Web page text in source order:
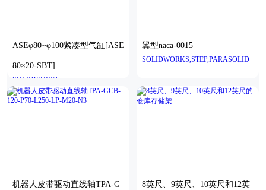
ASEφ80~φ100紧凑型气缸[ASE
80×20-SBT]
SOLIDWORKS
翼型naca-0015
SOLIDWORKS,STEP,PARASOLID
机器人皮带驱动直线轴TPA-G 8英尺、9英尺、10英尺和12英